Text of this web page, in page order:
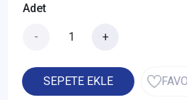
Adet
- +
SEPETE EKLE